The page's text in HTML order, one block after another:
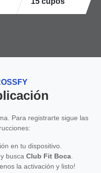
Para registrarte sigue las
en tu dispositivo.
y busca Club Fit Boca
la activación y listo!